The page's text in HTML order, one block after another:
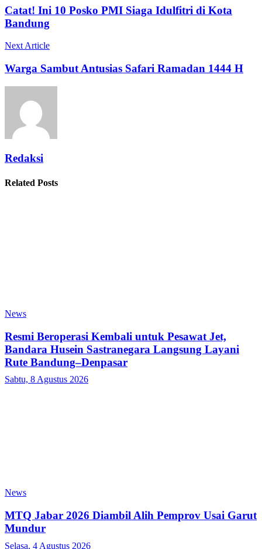
Catat! Ini 10 Posko PMI Siaga Idulfitri di Kota
Bandung
Next Article
Warga Sambut Antusias Safari Ramadan 1444 H
Redaksi
Related Posts
News
Resmi Beroperasi Kembali untuk Pesawat Jet,
Bandara Husein Sastranegara Langsung Layani
Rute Bandung–Denpasar
Sabtu, 8 Agustus 2026
News
MTQ Jabar 2026 Diambil Alih Pemprov Usai Garut
Mundur
Selasa, 4 Agustus 2026